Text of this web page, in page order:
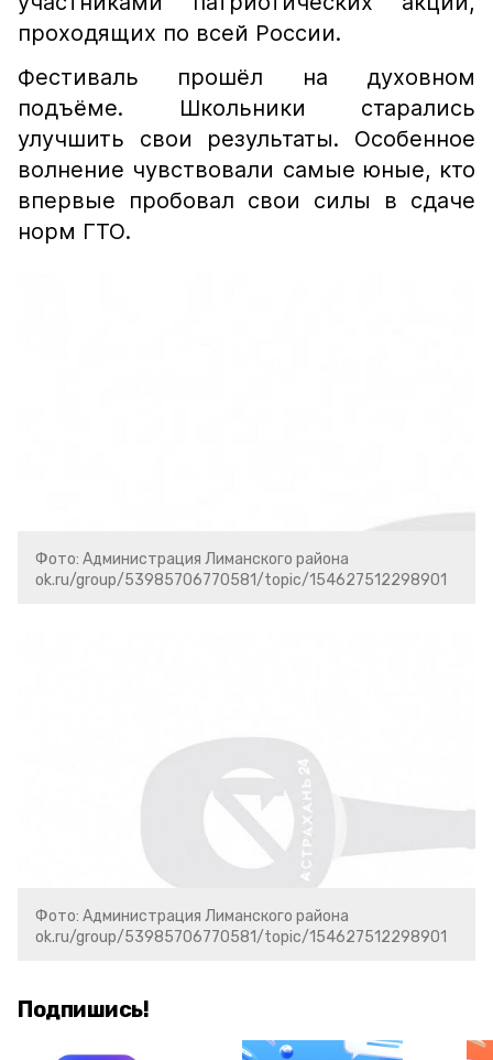
проходящих по всей России.
Фестиваль прошёл на духовном
подъёме. Школьники старались
улучшить свои результаты. Особенное
волнение чувствовали самые юные, кто
впервые пробовал свои силы в сдаче
норм ГТО.
Фото: Администрация Лиманского района
ok.ru/group/53985706770581/topic/154627512298901
Фото: Администрация Лиманского района
ok.ru/group/53985706770581/topic/154627512298901
Подпишись!